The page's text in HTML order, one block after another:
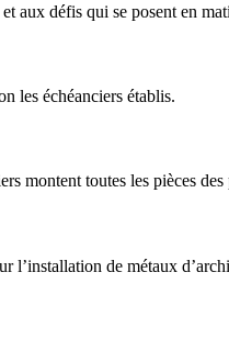
aux défis qui se posent en
les échéanciers établis.
montent toutes les pièces
l’installation de métaux